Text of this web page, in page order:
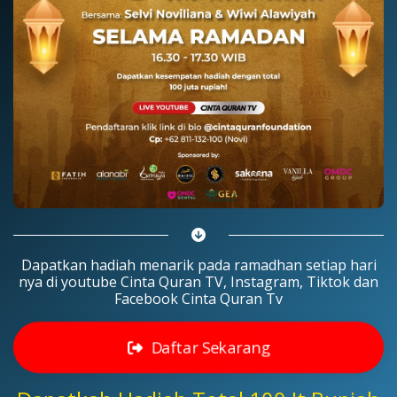
Dapatkan hadiah menarik pada ramadhan setiap hari
nya di youtube Cinta Quran TV, Instagram, Tiktok dan
Facebook Cinta Quran Tv
Daftar Sekarang